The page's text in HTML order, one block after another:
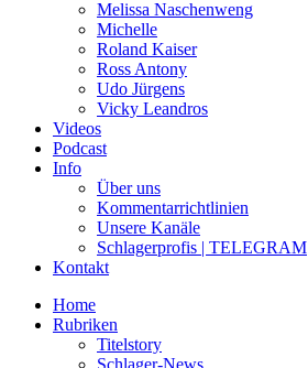
Melissa Naschenweng
Michelle
Roland Kaiser
Ross Antony
Udo Jürgens
Vicky Leandros
Videos
Podcast
Info
Über uns
Kommentarrichtlinien
Unsere Kanäle
Schlagerprofis | TELEGRAM
Kontakt
Home
Rubriken
Titelstory
Schlager-News